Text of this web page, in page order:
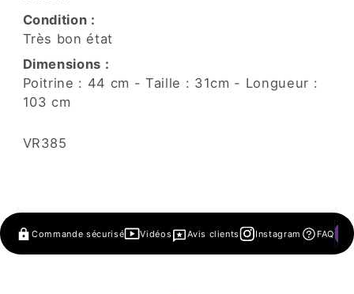
Condition :
Très bon état
Dimensions :
Poitrine : 44 cm - Taille : 31cm - Longueur :
103 cm
SKU:
VR385
Commande sécurisé Vidéos Avis clients Instagram FAQ